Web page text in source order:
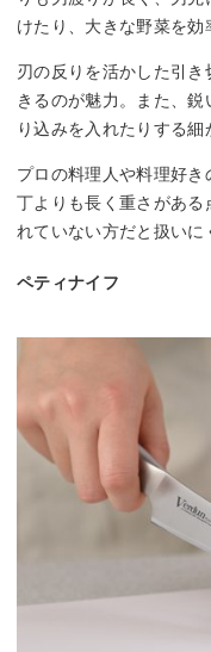
けたり、大きな野菜を効
刃の反りを活かした引
きるのが魅力。また、
り込みを入れたりする細
プロの料理人や料理好
丁よりも長く重さがあ
れていない方だと扱いに
ペティナイフ